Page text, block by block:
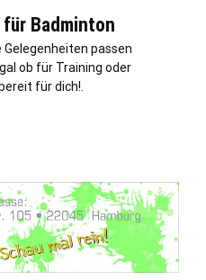
Badminton
passen
ob für Training oder
für dich!.